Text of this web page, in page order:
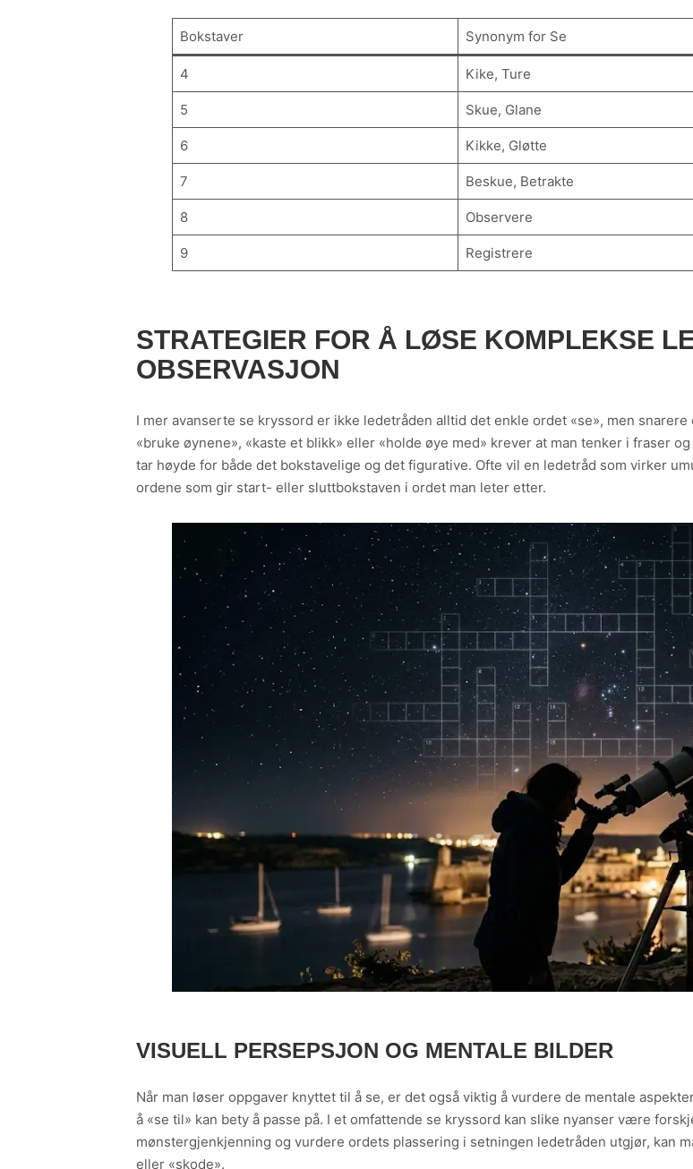
Bokstaver Synonym for Se
4 Kike, Ture
5 Skue, Glane
6 Kikke, Gløtte
7 Beskue, Betrakte
8 Observere
9 Registrere
STRATEGIER FOR Å LØSE KOMPLEKSE
OBSERVASJON
I mer avanserte se kryssord er ikke ledetråden alltid det enkle ordet «se», men
«bruke øynene», «kaste et blikk» eller «holde øye med» krever at man tenker i fraser
tar høyde for både det bokstavelige og det figurative. Ofte vil en ledetråd som virker
ordene som gir start- eller sluttbokstaven i ordet man leter etter.
VISUELL PERSEPSJON OG MENTALE BILDER
Når man løser oppgaver knyttet til å se, er det også viktig å vurdere de mentale
å «se til» kan bety å passe på. I et omfattende se kryssord kan slike nyanser være
mønstergjenkjenning og vurdere ordets plassering i setningen ledetråden utgjør, kan
eller «skode».